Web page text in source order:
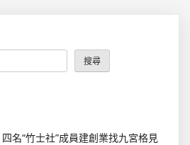
搜尋
四名“竹士社”成員建創業找九宮格見